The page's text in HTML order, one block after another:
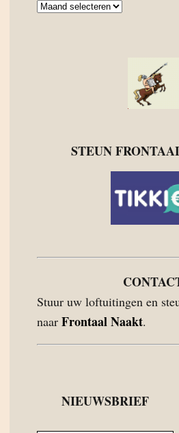
Archief
STEUN
Stuur uw loftuitingen en
naar Frontaal Naakt.
NIEUWSBRIEF